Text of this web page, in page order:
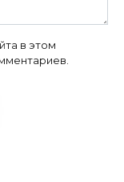
в этом